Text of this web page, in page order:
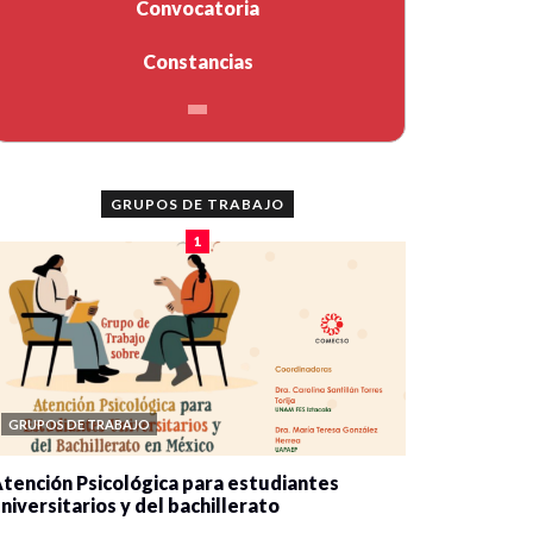
Convocatoria
Constancias
GRUPOS DE TRABAJO
1
GRUPOS DE TRABAJO
Psicológica para estudiantes
y del bachillerato